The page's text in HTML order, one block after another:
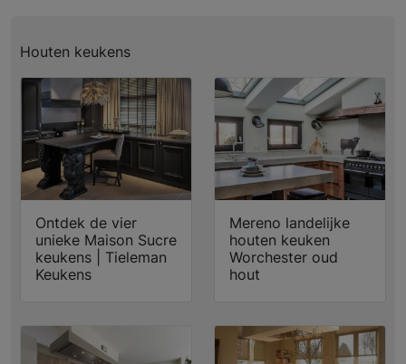
Houten keukens
Ontdek de vier
unieke Maison Sucre
keukens | Tieleman
Keukens
Mereno landelijke
houten keuken
Worchester oud
hout